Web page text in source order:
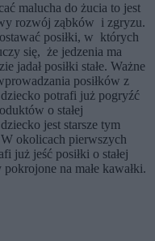
malucha do żucia to jest
rozwój ząbków i zgryzu.
posiłki, w których
się, że jedzenia ma
jadał posiłki stałe. Ważne
posiłków z
potrafi już pogryźć
o stałej
jest starsze tym
okolicach pierwszych
już jeść posiłki o stałej
na małe kawałki.